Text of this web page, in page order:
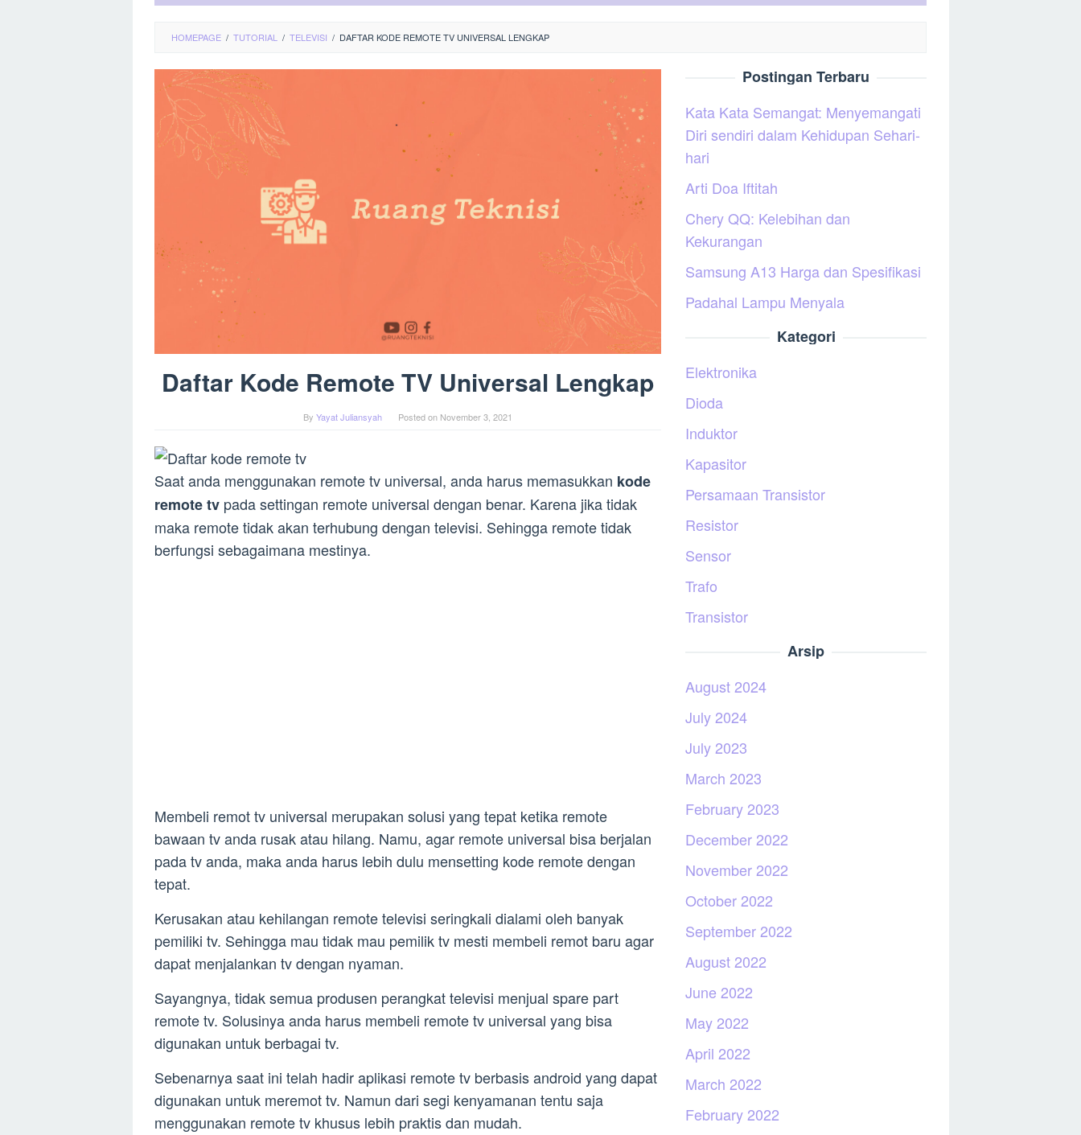
HOMEPAGE / TUTORIAL / TELEVISI / DAFTAR KODE REMOTE TV UNIVERSAL LENGKAP
Daftar Kode Remote TV Universal Lengkap
By Yayat Juliansyah Posted on November 3, 2021
Saat anda menggunakan remote tv universal, anda harus memasukkan kode
remote tv pada settingan remote universal dengan benar. Karena jika tidak
maka remote tidak akan terhubung dengan televisi. Sehingga remote tidak
berfungsi sebagaimana mestinya.
Membeli remot tv universal merupakan solusi yang tepat ketika remote
bawaan tv anda rusak atau hilang. Namu, agar remote universal bisa berjalan
pada tv anda, maka anda harus lebih dulu mensetting kode remote dengan
tepat.
Kerusakan atau kehilangan remote televisi seringkali dialami oleh banyak
pemiliki tv. Sehingga mau tidak mau pemilik tv mesti membeli remot baru agar
dapat menjalankan tv dengan nyaman.
Sayangnya, tidak semua produsen perangkat televisi menjual spare part
remote tv. Solusinya anda harus membeli remote tv universal yang bisa
digunakan untuk berbagai tv.
Sebenarnya saat ini telah hadir aplikasi remote tv berbasis android yang dapat
digunakan untuk meremot tv. Namun dari segi kenyamanan tentu saja
menggunakan remote tv khusus lebih praktis dan mudah.
Postingan Terbaru
Kata Kata Semangat: Menyemangati
Diri sendiri dalam Kehidupan Sehari-
hari
Arti Doa Iftitah
Chery QQ: Kelebihan dan
Kekurangan
Samsung A13 Harga dan Spesifikasi
Padahal Lampu Menyala
Kategori
Elektronika
Dioda
Induktor
Kapasitor
Persamaan Transistor
Resistor
Sensor
Trafo
Transistor
Arsip
August 2024
July 2024
July 2023
March 2023
February 2023
December 2022
November 2022
October 2022
September 2022
August 2022
June 2022
May 2022
April 2022
March 2022
February 2022